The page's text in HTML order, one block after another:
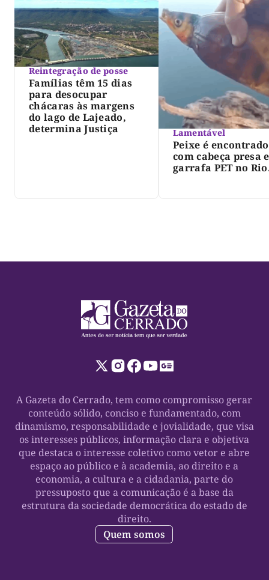
Reintegração de posse
Famílias têm 15 dias
para desocupar
chácaras às margens
do lago de Lajeado,
determina Justiça
Lamentável
Peixe é encontrado
com cabeça presa
garrafa PET no Rio
A Gazeta do Cerrado, tem como compromisso gerar
conteúdo sólido, conciso e fundamentado, com
dinamismo, responsabilidade e jovialidade, que visa
os interesses públicos, informação clara e objetiva
que destaca o interesse coletivo como vetor e abre
espaço ao público e à academia, ao direito e a
economia, a cultura e a cidadania, parte do
pressuposto que a comunicação é a base da
estrutura da sociedade democrática do estado de
direito.
Quem somos